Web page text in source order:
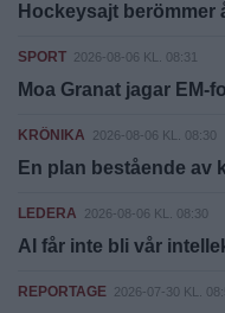
Hockeysajt berömmer
SPORT 2026-08-06 KL. 08:31
Moa Granat jagar EM-
KRÖNIKA 2026-08-06 KL. 08:30
En plan bestående av
LEDERA 2026-08-06 KL. 08:30
AI får inte bli vår
REPORTAGE 2026-07-30 KL.